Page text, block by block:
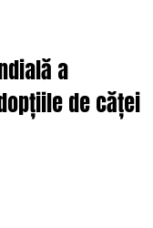
a
de căței